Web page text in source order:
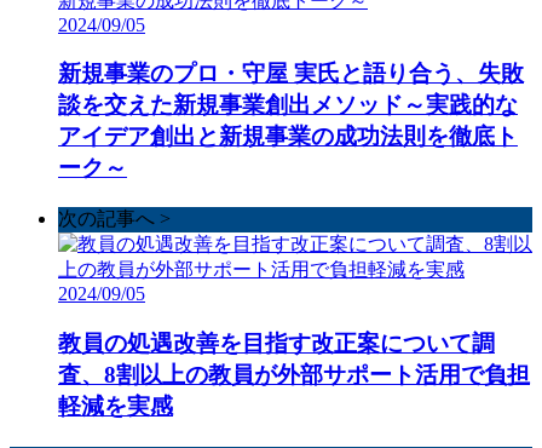
2024/09/05
新規事業のプロ・守屋 実氏と語り合う、失敗
談を交えた新規事業創出メソッド～実践的な
アイデア創出と新規事業の成功法則を徹底ト
ーク～
次の記事へ >
2024/09/05
教員の処遇改善を目指す改正案について調
査、8割以上の教員が外部サポート活用で負担
軽減を実感